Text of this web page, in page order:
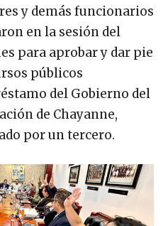
y demás funcionarios
en la sesión del
para aprobar y dar pie
públicos
del Gobierno del
de Chayanne,
por un tercero.